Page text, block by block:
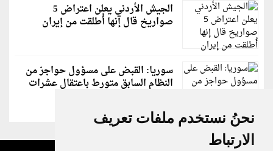
نحنُ نستخدم ملفات تعريف
الارتباط
الجيش الأردني يعلن اعتراض 5
صواريخ قال إنها أُطلقت من إيران
سوريا: القبض على مسؤول حواجز من
النظام السابق متورط باعتقال عشرات